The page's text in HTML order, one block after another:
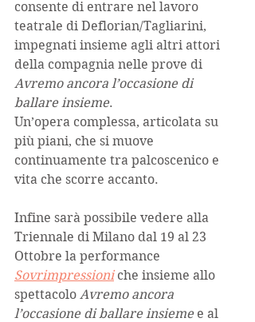
consente di entrare nel lavoro
teatrale di Deflorian/Tagliarini,
impegnati insieme agli altri attori
della compagnia nelle prove di
Avremo ancora l’occasione di
ballare insieme.
Un’opera complessa, articolata su
più piani, che si muove
continuamente tra palcoscenico e
vita che scorre accanto.
Infine sarà possibile vedere alla
Triennale di Milano dal 19 al 23
Ottobre la performance
Sovrimpressioni che insieme allo
spettacolo Avremo ancora
l’occasione di ballare insieme e al